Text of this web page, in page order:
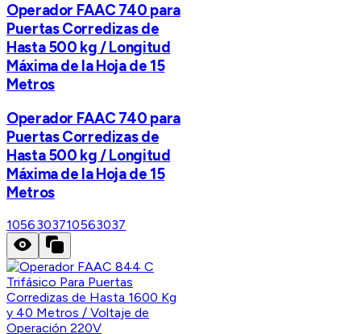
Operador FAAC 740 para
Puertas Corredizas de
Hasta 500 kg / Longitud
Máxima de la Hoja de 15
Metros
Operador FAAC 740 para
Puertas Corredizas de
Hasta 500 kg / Longitud
Máxima de la Hoja de 15
Metros
1056303710563037